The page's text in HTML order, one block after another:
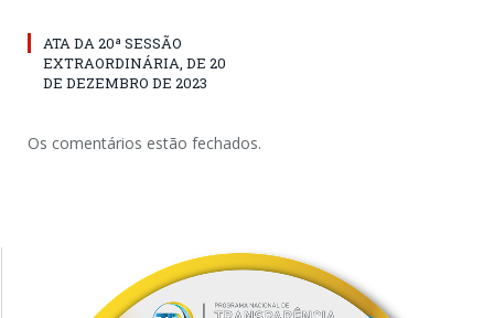
ATA DA 20ª SESSÃO
EXTRAORDINÁRIA, DE 20
DE DEZEMBRO DE 2023
Os comentários estão fechados.